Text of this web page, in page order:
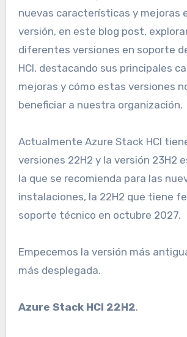
nuevas características y mejoras
versión, en este blog post,
diferentes versiones en soporte
HCI, destacando sus principales
mejoras y cómo estas versiones
beneficiar a nuestra organización.
Actualmente Azure Stack HCI
versiones 22H2 y la versión 23H2
la que se recomienda para las
instalaciones, la 22H2 que tiene
soporte técnico en octubre 2027.
Empecemos la versión más
más desplegada.
Azure Stack HCI 22H2.